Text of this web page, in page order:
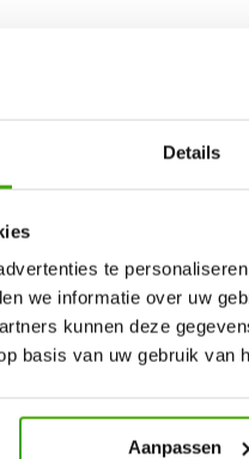
Details
te
we informatie over uw
kunnen deze
basis van uw gebruik van
Aanpassen
is 76 en woont
Ze is niet
en heeft
graag benutten om
is absoluut